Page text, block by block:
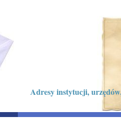
Adresy instytucji,